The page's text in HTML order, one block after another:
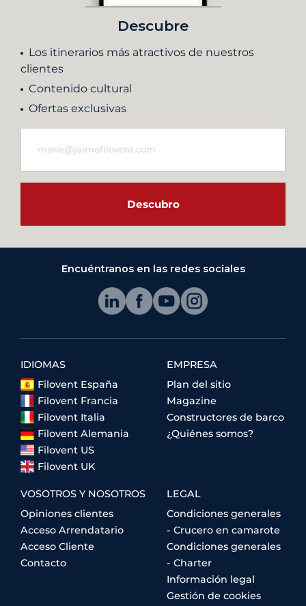
Descubre
Los itinerarios más atractivos de nuestros
clientes
Contenido cultural
Ofertas exclusivas
Descubro
Encuéntranos en las redes sociales
IDIOMAS
Filovent España
Filovent Francia
Filovent Italia
Filovent Alemania
Filovent US
Filovent UK
EMPRESA
Plan del sitio
Magazine
Constructores de barco
¿Quiénes somos?
VOSOTROS Y NOSOTROS
Opiniones clientes
Acceso Arrendatario
Acceso Cliente
Contacto
LEGAL
Condiciones generales
- Crucero en camarote
Condiciones generales
- Charter
Información legal
Gestión de cookies